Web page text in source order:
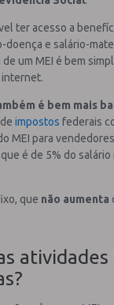
ter acesso a
doença e salário-
um MEI é bem
é bem mais
impostos federais
MEI para
é de 5% do
que não aumenta
atividades